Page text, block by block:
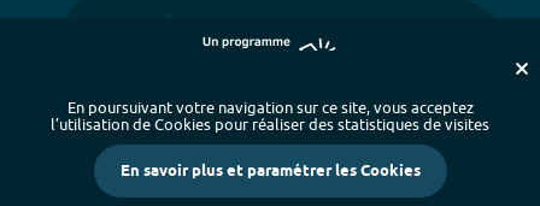
Plan du site - Index alphabétique
-
Mentions légales et données personnelles
- Paramétrer les cookies
Crédits
En poursuivant votre navigation sur ce site, vous acceptez
l’utilisation de Cookies pour réaliser des statistiques de visites
En savoir plus et paramétrer les Cookies